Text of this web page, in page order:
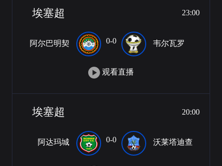
埃塞超 23:00
阿尔巴明契 0-0 韦尔瓦罗
观看直播
埃塞超 20:00
阿达玛城 0-0 沃莱塔迪查